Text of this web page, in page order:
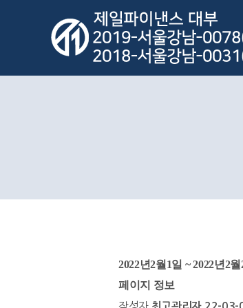
2022년2월1일 ~ 2022년2
페이지 정보